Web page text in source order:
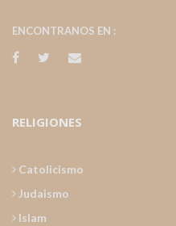
ENCONTRANOS EN :
RELIGIONES
Catolicismo
Judaismo
Islam